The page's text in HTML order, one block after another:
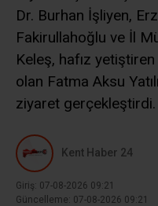
Dr. Burhan İşliyen,
Fakirullahoğlu ve İl
Keleş, hafız
olan Fatma Aksu
ziyaret gerçekleştirdi.
Kent Haber 24
Giriş: 07-08-2026 09:21
Güncelleme: 07-08-2026 09:21